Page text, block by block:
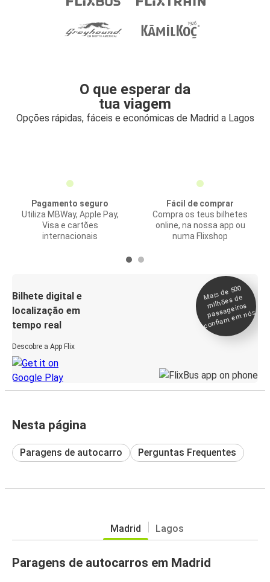
O que esperar da
tua viagem
Opções rápidas, fáceis e económicas de Madrid a Lagos
Pagamento seguro
Utiliza MBWay, Apple Pay,
Visa e cartões
internacionais
Fácil de comprar
Compra os teus bilhetes
online, na nossa app ou
numa Flixshop
Bilhete digital e
localização em
tempo real
Descobre a App Flix
Mais de 500
milhões de
passageiros
confia
m e
m nós
Nesta página
Paragens de autocarro Perguntas Frequentes
Madrid Lagos
Paragens de autocarros em Madrid